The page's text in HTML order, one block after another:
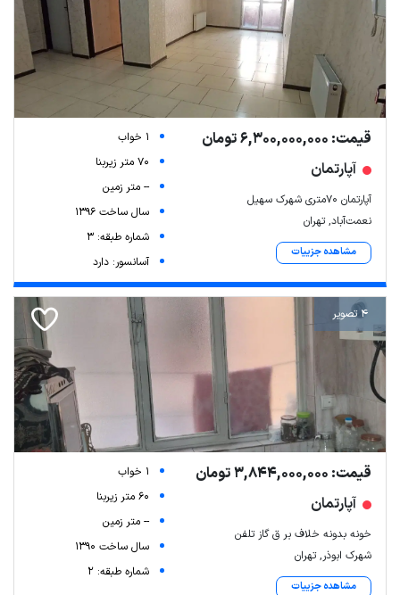
قیمت: 6,300,000,000 تومان
آپارتمان
آپارتمان ۷۰متری شهرک سهیل
نعمت‌آباد, تهران
مشاهده جزییات
1 خواب
70 متر زیربنا
-- متر زمین
سال ساخت 1396
شماره طبقه: 3
آسانسور: دارد
4 تصویر
قیمت: 3,844,000,000 تومان
آپارتمان
خونه بدونه خلاف بر ق گاز تلفن
شهرک ابوذر, تهران
مشاهده جزییات
1 خواب
60 متر زیربنا
-- متر زمین
سال ساخت 1390
شماره طبقه: 2